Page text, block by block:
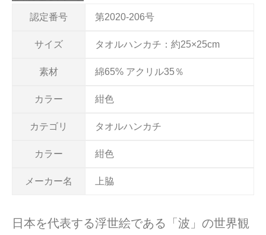
認定番号 第2020-206号
サイズ タオルハンカチ：約25×25cm
素材 綿65% アクリル35％
カラー 紺色
カテゴリ タオルハンカチ
カラー 紺色
メーカー名 上脇
日本を代表する浮世絵である「波」の世界観